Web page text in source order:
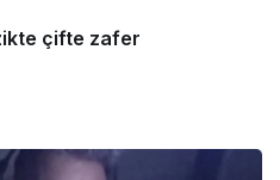
çifte zafer